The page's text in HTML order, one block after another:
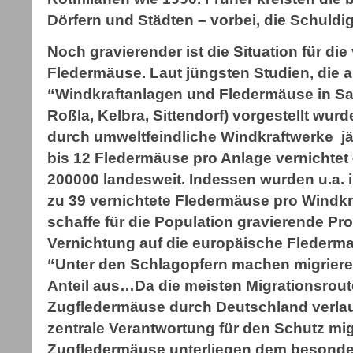
Dörfern und Städten – vorbei, die
Noch gravierender ist die Situation für
Fledermäuse. Laut jüngsten Studien, die
“Windkraftanlagen und Fledermäuse in
Roßla, Kelbra, Sittendorf) vorgestellt
durch umweltfeindliche Windkraftwerke
bis 12 Fledermäuse pro Anlage
200000 landesweit. Indessen wurden u.a.
zu 39 vernichtete Fledermäuse pro
schaffe für die Population gravierende
Vernichtung auf die europäische
“Unter den Schlagopfern machen
Anteil aus…Da die meisten
Zugfledermäuse durch Deutschland
zentrale Verantwortung für den Schutz
Zugfledermäuse unterliegen dem